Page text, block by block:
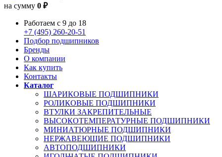
на сумму 0 ₽
Работаем с 9 до 18
+7 (495) 260-20-51
Подбор подшипников
Бренды
О компании
Как купить
Контакты
Каталог
ШАРИКОВЫЕ ПОДШИПНИКИ
РОЛИКОВЫЕ ПОДШИПНИКИ
ВТУЛКИ ЗАКРЕПИТЕЛЬНЫЕ
ВЫСОКОТЕМПЕРАТУРНЫЕ ПОДШИПНИКИ
МИНИАТЮРНЫЕ ПОДШИПНИКИ
НЕРЖАВЕЮЩИЕ ПОДШИПНИКИ
АВТОПОДШИПНИКИ